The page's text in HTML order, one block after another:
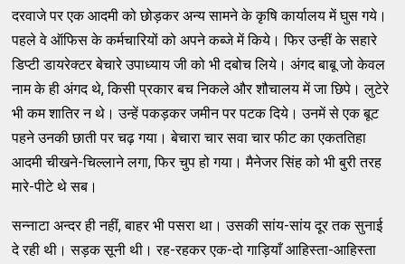
दरवाजे पर एक आदमी को छोड़कर अन्य सामने के कृषि कार्यालय में घुस गये।
पहले वे ऑफिस के कर्मचारियों को अपने कब्जे में किये। फिर उन्हीं के सहारे
डिप्टी डायरेक्टर बेचारे उपाध्याय जी को भी दबोच लिये। अंगद बाबू जो केवल
नाम के ही अंगद थे, किसी प्रकार बच निकले और शौचालय में जा छिपे। लुटेरे
भी कम शातिर न थे। उन्हें पकड़कर जमीन पर पटक दिये। उनमें से एक बूट
पहने उनकी छाती पर चढ़ गया। बेचारा चार सवा चार फीट का एकततिहा
आदमी चीखने-चिल्लाने लगा, फिर चुप हो गया। मैनेजर सिंह को भी बुरी तरह
मारे-पीटे थे सब।
सन्नाटा अन्दर ही नहीं, बाहर भी पसरा था। उसकी सांय-सांय दूर तक सुनाई
दे रही थी। सड़क सूनी थी। रह-रहकर एक-दो गाड़ियाँ आहिस्ता-आहिस्ता